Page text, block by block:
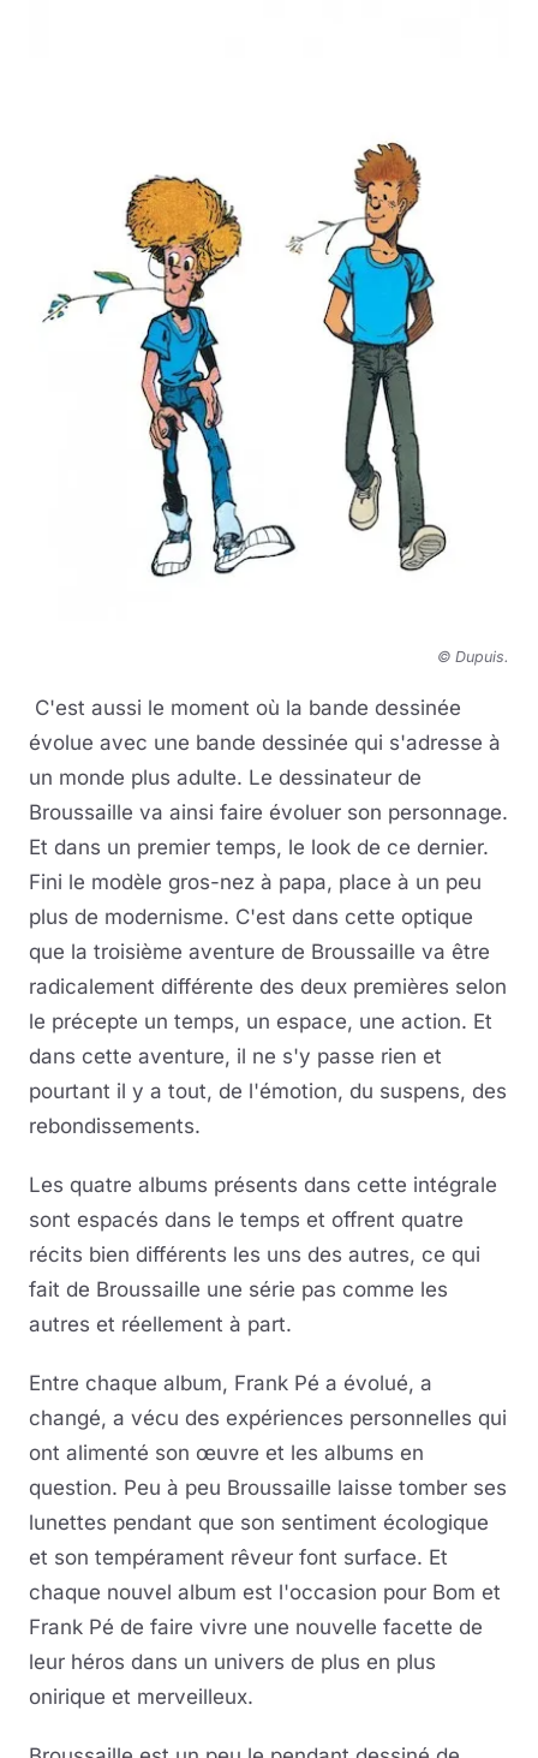
© Dupuis.
C'est aussi le moment où la bande dessinée
évolue avec une bande dessinée qui s'adresse à
un monde plus adulte. Le dessinateur de
Broussaille va ainsi faire évoluer son personnage.
Et dans un premier temps, le look de ce dernier.
Fini le modèle gros-nez à papa, place à un peu
plus de modernisme. C'est dans cette optique
que la troisième aventure de Broussaille va être
radicalement différente des deux premières selon
le précepte un temps, un espace, une action. Et
dans cette aventure, il ne s'y passe rien et
pourtant il y a tout, de l'émotion, du suspens, des
rebondissements.
Les quatre albums présents dans cette intégrale
sont espacés dans le temps et offrent quatre
récits bien différents les uns des autres, ce qui
fait de Broussaille une série pas comme les
autres et réellement à part.
Entre chaque album, Frank Pé a évolué, a
changé, a vécu des expériences personnelles qui
ont alimenté son œuvre et les albums en
question. Peu à peu Broussaille laisse tomber ses
lunettes pendant que son sentiment écologique
et son tempérament rêveur font surface. Et
chaque nouvel album est l'occasion pour Bom et
Frank Pé de faire vivre une nouvelle facette de
leur héros dans un univers de plus en plus
onirique et merveilleux.